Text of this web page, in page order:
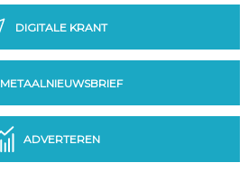
DIGITALE KRANT
METAALNIEUWSBRIEF
ADVERTEREN